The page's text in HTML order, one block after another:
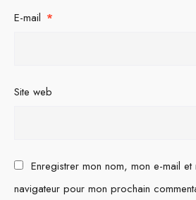
E-mail *
Site web
Enregistrer mon nom, mon e-mail
navigateur pour mon prochain